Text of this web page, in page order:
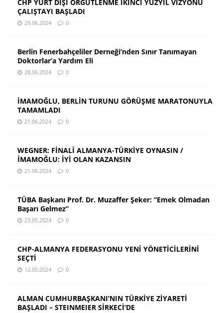
CHP YURT DIŞI ÖRGÜTLENME İKİNCİ YÜZYIL VİZYONU
ÇALIŞTAYI BAŞLADI
29.06.2024 0
Berlin Fenerbahçeliler Derneği’nden Sınır Tanımayan
Doktorlar’a Yardım Eli
28.06.2024 0
İMAMOĞLU, BERLİN TURUNU GÖRÜŞME MARATONUYLA
TAMAMLADI
21.06.2024 0
WEGNER: FİNALİ ALMANYA-TÜRKİYE OYNASIN /
İMAMOĞLU: İYİ OLAN KAZANSIN
21.06.2024 0
TÜBA Başkanı Prof. Dr. Muzaffer Şeker: “Emek Olmadan
Başarı Gelmez”
23.05.2024 0
CHP-ALMANYA FEDERASYONU YENİ YÖNETİCİLERİNİ
SEÇTİ
12.05.2024 0
ALMAN CUMHURBAŞKANI’NIN TÜRKİYE ZİYARETİ
BAŞLADI – STEINMEIER SİRKECİ’DE